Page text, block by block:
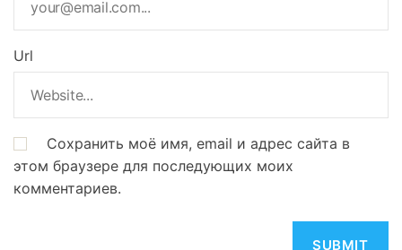
Url
Сохранить моё имя, email и адрес сайта в
этом браузере для последующих моих
комментариев.